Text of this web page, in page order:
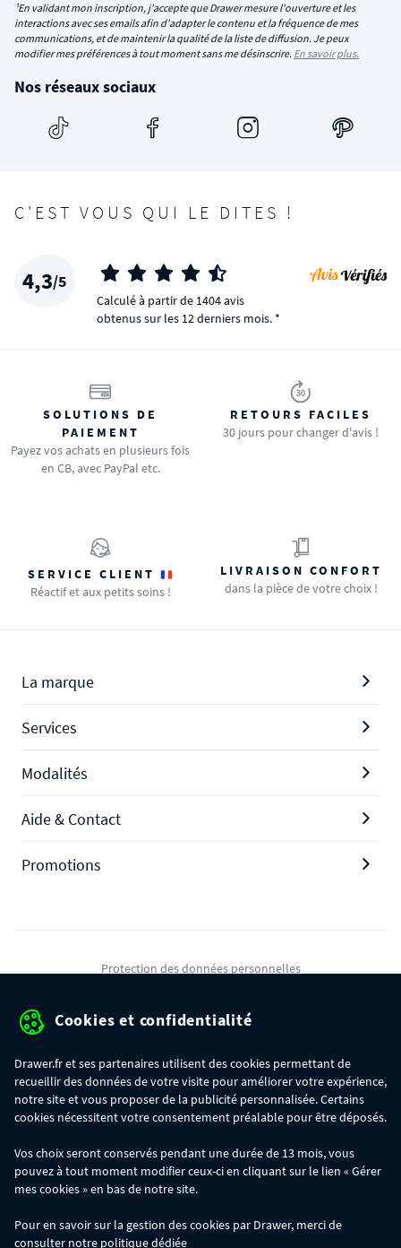
¹En validant mon inscription, j'accepte que Drawer mesure l'ouverture et les
interactions avec ses emails afin d'adapter le contenu et la fréquence de mes
communications, et de maintenir la qualité de la liste de diffusion. Je peux
modifier mes préférences à tout moment sans me désinscrire. En savoir plus.
Nos réseaux sociaux
C'EST VOUS QUI LE DITES !
4,3/5
Calculé à partir de 1404 avis
obtenus sur les 12 derniers mois. *
SOLUTIONS DE
PAIEMENT
Payez vos achats en plusieurs fois
en CB, avec PayPal etc.
RETOURS FACILES
30 jours pour changer d'avis !
SERVICE CLIENT
Réactif et aux petits soins !
LIVRAISON CONFORT
dans la pièce de votre choix !
La marque
Services
Modalités
Aide & Contact
Promotions
Protection des données personnelles
Gérer mes cookies
commande :
- 30€ sur votre commande dès 300€ d'achat, avec le code BIKINI30
- 50€ sur votre commande dès 500€ d'achat, avec le code BIKINI50
Les codes BIKINI30, BIKINI50 et BIKINI100 ne sont valables que sur
www.drawer.fr; ils ne sont pas cumulables entre eux, ni avec d'autres codes
Cookies et confidentialité
Drawer.fr et ses partenaires utilisent des cookies permettant de
recueillir des données de votre visite pour améliorer votre expérience,
notre site et vous proposer de la publicité personnalisée. Certains
cookies nécessitent votre consentement préalable pour être déposés.
Vos choix seront conservés pendant une durée de 13 mois, vous
pouvez à tout moment modifier ceux-ci en cliquant sur le lien « Gérer
mes cookies » en bas de notre site.
Pour en savoir sur la gestion des cookies par Drawer, merci de
consulter notre politiquedédiée